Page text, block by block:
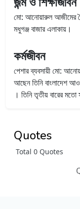
মো: আনোয়ারুল আজীমের
মধুগঞ্জ বাজার এলাকায়।
কর্মজীবন
পেশার ব্যবসায়ী মো:
আছেন তিনি বাংলাদেশ
। তিনি তৃতীয় বারের মতো
Quotes
Total 0 Quotes